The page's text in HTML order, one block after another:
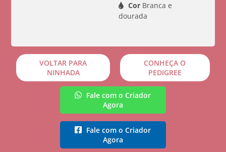
CorBranca e
dourada
VOLTAR PARA
NINHADA
CONHEÇA O
PEDIGREE
Fale com o Criador
Agora
Fale com o Criador
Agora